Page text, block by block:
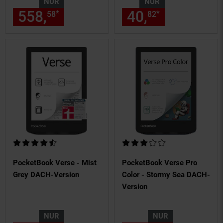
558,58* € Sternchen
40,82*
PocketBook Verse - Mist
Grey DACH-Version
Kundenbewertung: 4,71 von 5 Sternen
NUR
PocketBook Verse Pro
Color - Stormy Sea DACH-
Version
Kundenbewertung: 3 von 5
NUR